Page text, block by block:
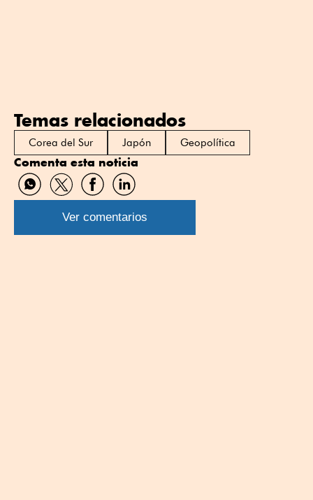
Temas relacionados
Corea del Sur Japón Geopolítica
Comenta esta noticia
Compartir
por
WhatsApp
Compartir
por
Twitter
Compartir
por
Facebook
Compartir
por
Linkedin
Ver comentarios